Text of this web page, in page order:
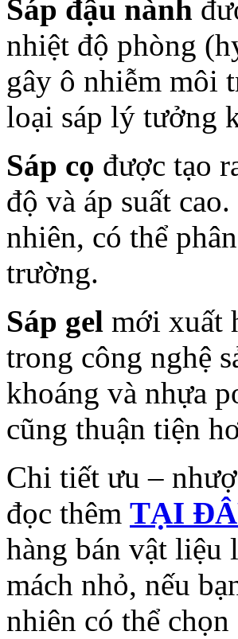
Sáp đậu nành
nhiệt độ phòng
gây ô nhiễm môi
loại sáp lý tưởng
Sáp cọ được tạo
độ và áp suất
nhiên, có thể
trường.
Sáp gel mới xuất
trong công nghệ
khoáng và nhựa
cũng thuận tiện
Chi tiết ưu –
đọc thêm TẠI
hàng bán vật liệu
mách nhỏ, nếu
nhiên có thể chọn